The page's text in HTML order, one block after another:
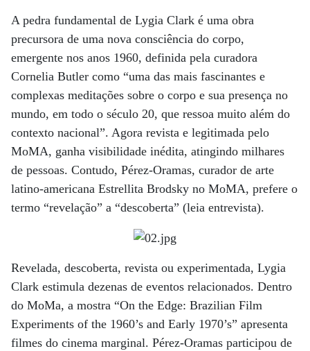
A pedra fundamental de Lygia Clark é uma obra
precursora de uma nova consciência do corpo,
emergente nos anos 1960, definida pela curadora
Cornelia Butler como “uma das mais fascinantes e
complexas meditações sobre o corpo e sua presença no
mundo, em todo o século 20, que ressoa muito além do
contexto nacional”. Agora revista e legitimada pelo
MoMA, ganha visibilidade inédita, atingindo milhares
de pessoas. Contudo, Pérez-Oramas, curador de arte
latino-americana Estrellita Brodsky no MoMA, prefere o
termo “revelação” a “descoberta” (leia entrevista).
Revelada, descoberta, revista ou experimentada, Lygia
Clark estimula dezenas de eventos relacionados. Dentro
do MoMa, a mostra “On the Edge: Brazilian Film
Experiments of the 1960’s and Early 1970’s” apresenta
filmes do cinema marginal. Pérez-Oramas participou de